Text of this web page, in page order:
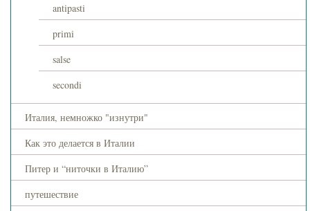
antipasti
primi
salse
secondi
Италия, немножко "изнутри"
Как это делается в Италии
Питер и “ниточки в Италию”
путешествие